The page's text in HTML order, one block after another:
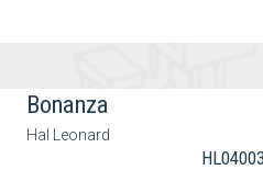
Bonanza
Hal Leonard